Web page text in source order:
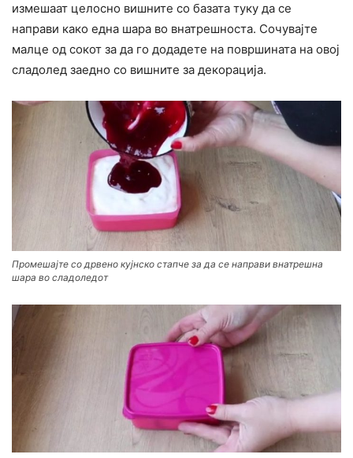
измешаат целосно вишните со базата туку да се
направи како една шара во внатрешноста. Сочувајте
малце од сокот за да го додадете на површината на овој
сладолед заедно со вишните за декорација.
Промешајте со дрвено кујнско стапче за да се направи внатрешна
шара во сладоледот